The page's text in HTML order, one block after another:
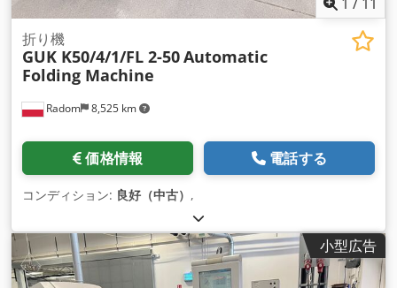
Radom 8,525 km
折り機
GUK K50/4/1/FL 2-50Automatic
Folding Machine
価格情報 電話する
コンディション: 良好（中古） ,
小型広告